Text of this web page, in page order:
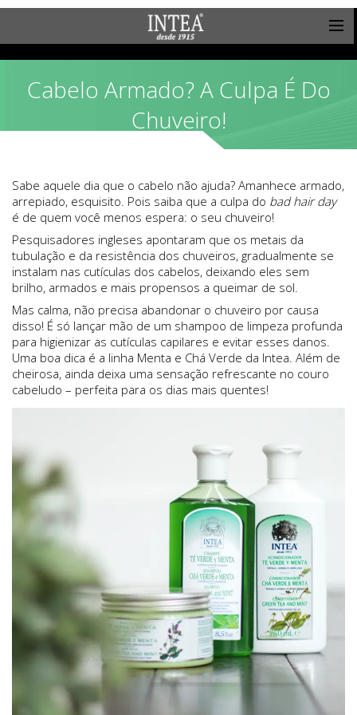
Cabelo Armado? A Culpa É Do
Chuveiro!
Sabe aquele dia que o cabelo não ajuda? Amanhece armado,
arrepiado, esquisito. Pois saiba que a culpa do bad hair day
é de quem você menos espera: o seu chuveiro!
Pesquisadores ingleses apontaram que os metais da
tubulação e da resistência dos chuveiros, gradualmente se
instalam nas cutículas dos cabelos, deixando eles sem
brilho, armados e mais propensos a queimar de sol.
Mas calma, não precisa abandonar o chuveiro por causa
disso! É só lançar mão de um shampoo de limpeza profunda
para higienizar as cutículas capilares e evitar esses danos.
Uma boa dica é a linha Menta e Chá Verde da Intea. Além de
cheirosa, ainda deixa uma sensação refrescante no couro
cabeludo – perfeita para os dias mais quentes!